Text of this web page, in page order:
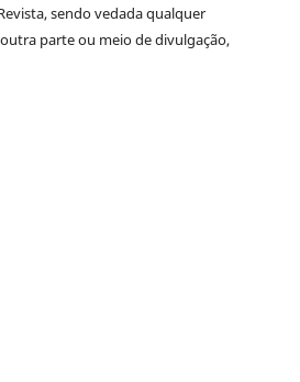
sendo vedada qualquer
parte ou meio de divulgação,